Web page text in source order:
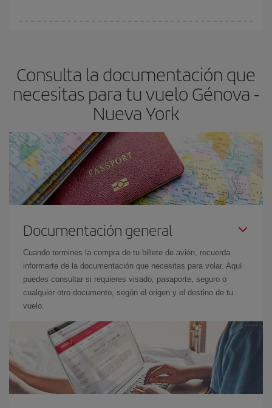
Consulta la documentación que
necesitas para tu vuelo Génova -
Nueva York
Documentación general
Cuando termines la compra de tu billete de avión, recuerda
informarte de la documentación que necesitas para volar. Aquí
puedes consultar si requieres visado, pasaporte, seguro o
cualquier otro documento, según el origen y el destino de tu
vuelo.